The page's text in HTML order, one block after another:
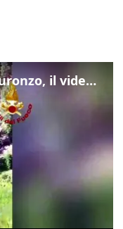
Frana lambisce le case di Auronzo, il video dall'elicottero dei vigili del fuoco